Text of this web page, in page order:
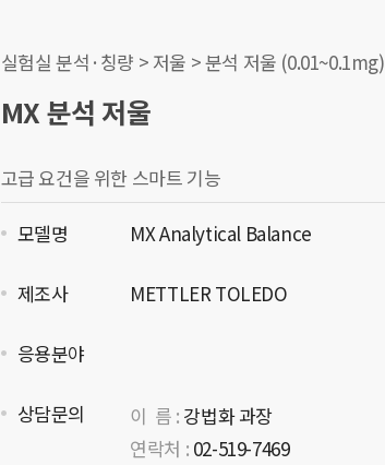
실험실 분석·칭량 > 저울 > 분석 저울 (0.01~0.1mg)
MX 분석 저울
고급 요건을 위한 스마트 기능
모델명 MX Analytical Balance
제조사 METTLER TOLEDO
응용분야
상담문의 이 름 : 강법화 과장
연락처 : 02-519-7469